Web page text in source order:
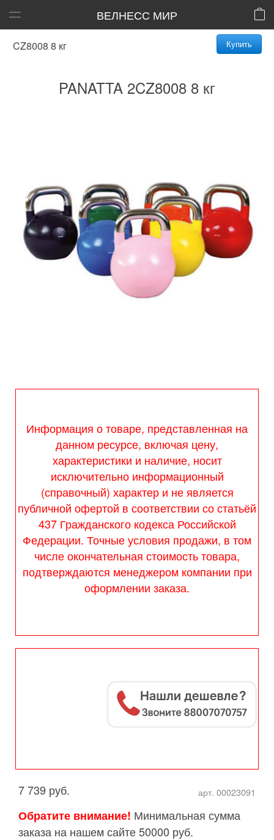
ВЕЛНЕСС МИР
8 кг Купить
PANATTA 2CZ8008 8 кг
Информация о товаре, представленная на
данном ресурсе, включая цену,
характеристики и наличие, носит
исключительно информационный
(справочный) характер и не является
публичной офертой в соответствии со статьёй
437 Гражданского кодекса Российской
Федерации. Точные условия продажи, в том
числе окончательная стоимость товара,
подтверждаются менеджером компании при
оформлении заказа.
арт. 00023091
7 739 руб.
Обратите внимание! Минимальная сумма
заказа на нашем сайте 50000 руб.